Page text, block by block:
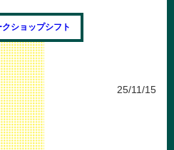
ショップシフト
25/11/15